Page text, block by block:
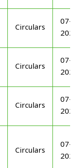
Circulars
07-
Circulars
07-
Circulars
07-
Circulars
07-